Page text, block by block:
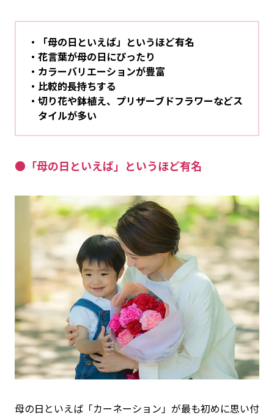
「母の日といえば」というほど有名
花言葉が母の日にぴったり
カラーバリエーションが豊富
比較的長持ちする
切り花や鉢植え、プリザーブドフラワーなどス
タイルが多い
●「母の日といえば」というほど有名
母の日といえば「カーネーション」が最も初めに思い付